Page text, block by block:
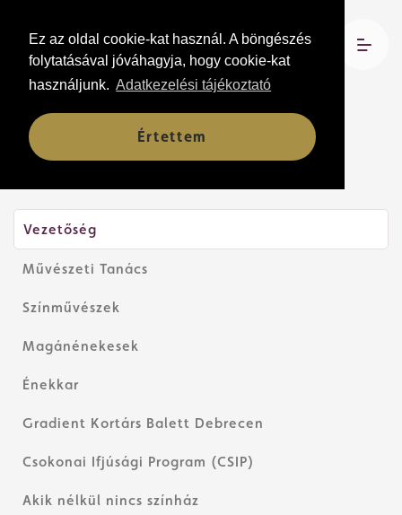
Ez az oldal cookie-kat használ. A böngészés
folytatásával jóváhagyja, hogy cookie-kat
használjunk. Adatkezelési tájékoztató
Értettem
Társulat
Vezetőség
Művészeti Tanács
Színművészek
Magánénekesek
Énekkar
Gradient Kortárs Balett Debrecen
Csokonai Ifjúsági Program (CSIP)
Akik nélkül nincs színház